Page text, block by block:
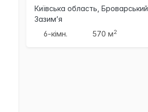
Київська область, Броварський,
Зазим’я
6-кімн.
570 м2